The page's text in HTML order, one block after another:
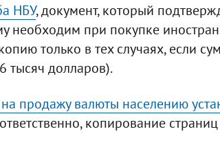
НБУ, документ, который
необходим при покупке
только в тех случаях, если
тысяч долларов).
продажу валюты населению
копирование